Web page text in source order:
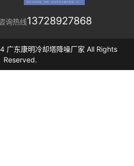
询热线13728927868
东康明冷却塔降噪厂家 All Rights
Reserved.